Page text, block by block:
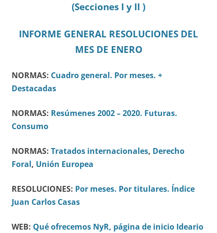
(Secciones I y II )
INFORME GENERAL RESOLUCIONES DEL
MES DE ENERO
NORMAS: Cuadro general. Por meses. +
Destacadas
NORMAS: Resúmenes 2002 – 2020. Futuras.
Consumo
NORMAS: Tratados internacionales, Derecho
Foral, Unión Europea
RESOLUCIONES: Por meses. Por titulares. Índice
Juan Carlos Casas
WEB: Qué ofrecemos NyR, página de inicio Ideario